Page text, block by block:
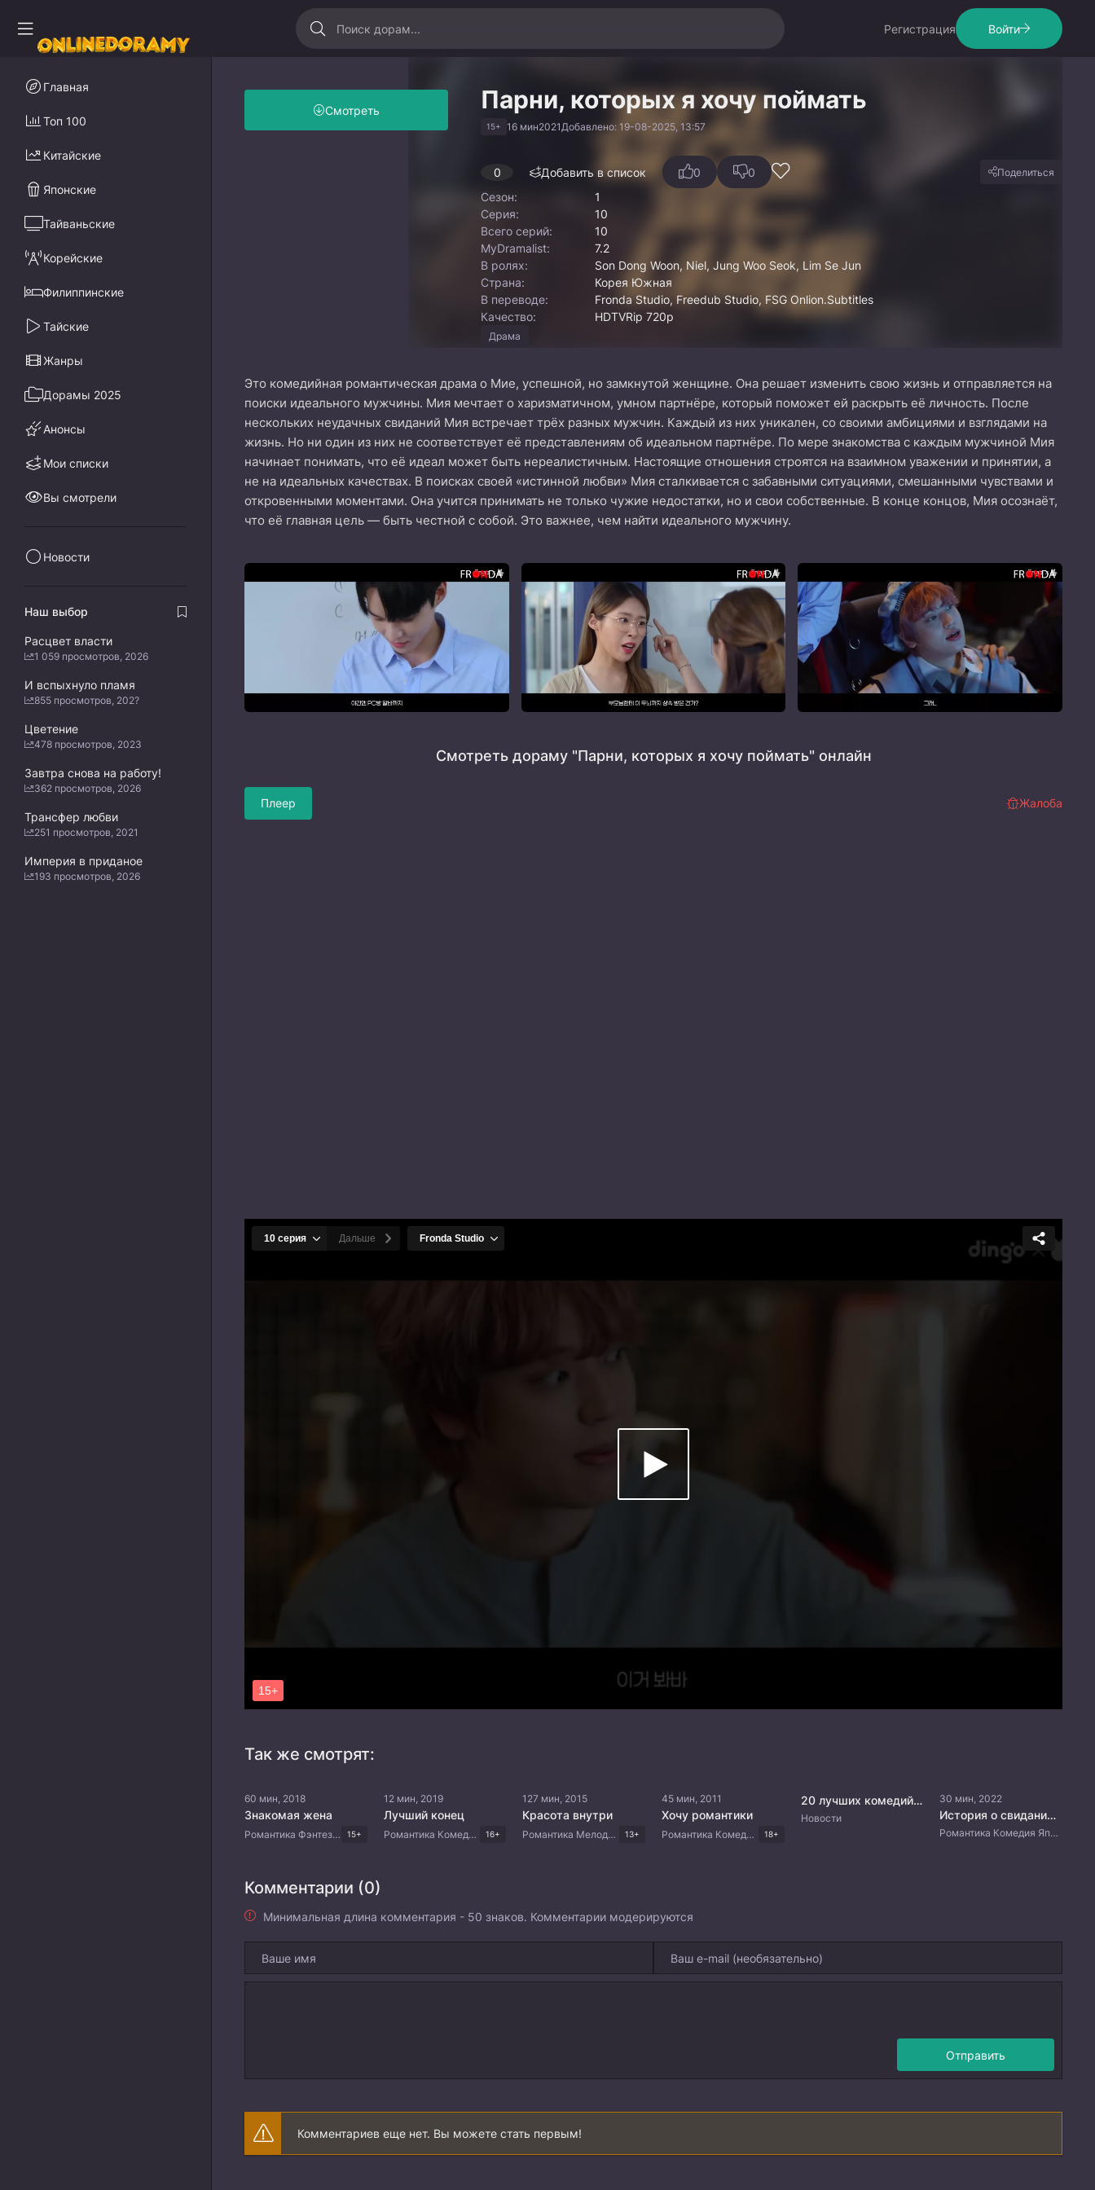
Регистрация Войти
Парни, которых я хочу поймать
15+ 16 мин2021 Добавлено: 19-08-2025, 13:57
Смотреть
0 Добавить в список 0 0 Поделиться
Сезон:
1
Серия:
10
Всего серий:
10
MyDramalist:
7.2
В ролях:
Son Dong Woon, Niel, Jung Woo Seok, Lim Se Jun
Страна:
Корея Южная
В переводе:
Fronda Studio, Freedub Studio, FSG Onlion.Subtitles
Качество:
HDTVRip 720p
Драма
Это комедийная романтическая драма о Мие, успешной, но замкнутой женщине. Она решает изменить свою жизнь и отправляется на
поиски идеального мужчины. Мия мечтает о харизматичном, умном партнёре, который поможет ей раскрыть её личность. После
нескольких неудачных свиданий Мия встречает трёх разных мужчин. Каждый из них уникален, со своими амбициями и взглядами на
жизнь. Но ни один из них не соответствует её представлениям об идеальном партнёре. По мере знакомства с каждым мужчиной Мия
начинает понимать, что её идеал может быть нереалистичным. Настоящие отношения строятся на взаимном уважении и принятии, а
не на идеальных качествах. В поисках своей «истинной любви» Мия сталкивается с забавными ситуациями, смешанными чувствами и
откровенными моментами. Она учится принимать не только чужие недостатки, но и свои собственные. В конце концов, Мия осознаёт,
что её главная цель — быть честной с собой. Это важнее, чем найти идеального мужчину.
Смотреть дораму "Парни, которых я хочу поймать" онлайн
Плеер Жалоба
Так же смотрят:
60 мин, 2018
Знакомая жена
Романтика Фэнтези Комедия Драма Корейские дорамы 15+
12 мин, 2019
Лучший конец
Романтика Комедия Драма Корейские дорамы 16+
127 мин, 2015
Красота внутри
Романтика Мелодрама Драма 13+
45 мин, 2011
Хочу романтики
Романтика Комедия Корейские дорамы 18+
20 лучших комедийных дорам, которые стоит посмотреть
Новости
30 мин, 2022
История о свидании без девушек
Романтика Комедия Японские дорамы
Комментарии (0)
Минимальная длина комментария - 50 знаков. Комментарии модерируются
Отправить
Комментариев еще нет. Вы можете стать первым!
Главная
Топ 100
Китайские
Японские
Тайваньские
Корейские
Филиппинские
Тайские
Жанры
Дорамы 2025
Анонсы
Мои списки
Вы смотрели
Новости
Наш выбор
Расцвет власти
1 059 просмотров, 2026
И вспыхнуло пламя
855 просмотров, 202?
Цветение
478 просмотров, 2023
Завтра снова на работу!
362 просмотров, 2026
Трансфер любви
251 просмотров, 2021
Империя в приданое
193 просмотров, 2026